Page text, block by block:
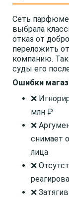
Сеть
выбрала
отказ от
переложить
компанию.
суды его
Ошибки
❌
млн ₽
❌
снимает
лица
❌
❌